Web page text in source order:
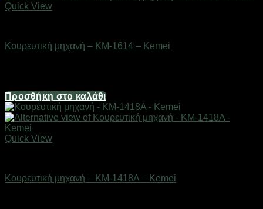
Quick View
Κουρευτική μηχανή – KM-1614 – Kemei
Προσθήκη στο καλάθι
Quick View
Κουρευτική μηχανή – KM-1418A – Kemei